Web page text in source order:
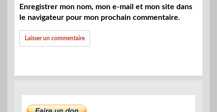
Enregistrer mon nom, mon e-mail et mon site dans
le navigateur pour mon prochain commentaire.